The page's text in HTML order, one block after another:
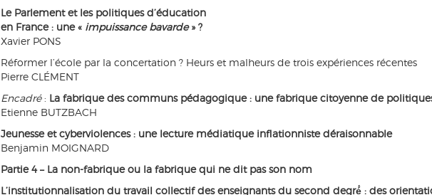
Le Parlement et les politiques d’éducation
en France : une « impuissance bavarde» ?
Xavier PONS
Réformer l’école par la concertation ? Heurs et malheurs de trois expériences récentes
Pierre CLÉMENT
Encadré: La fabrique des communs pédagogique : une fabrique citoyenne de
Etienne BUTZBACH
Jeunesse et cyberviolences : une lecture médiatique inflationniste déraisonnable
Benjamin MOIGNARD
Partie 4 – La non-fabrique ou la fabrique qui ne dit pas son nom
L’institutionnalisation du travail collectif des enseignants du second degré́ : des